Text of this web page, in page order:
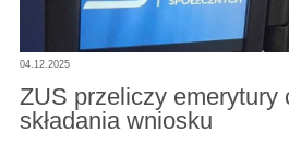
04.12.2025
ZUS przeliczy emerytury
składania wniosku